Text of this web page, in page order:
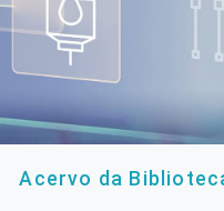
Acervo da